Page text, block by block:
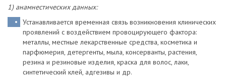
1) анамнестических данных:
Устанавливается временная связь возникновения клинических
проявлений с воздействием провоцирующего фактора:
металлы, местные лекарственные средства, косметика и
парфюмерия, детергенты, мыла, консерванты, растения,
резина и резиновые изделия, краска для волос, лаки,
синтетический клей, адгезивы и др.